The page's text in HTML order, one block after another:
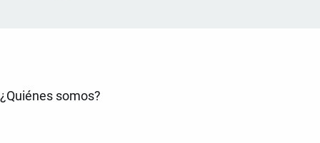
¿Quiénes somos?